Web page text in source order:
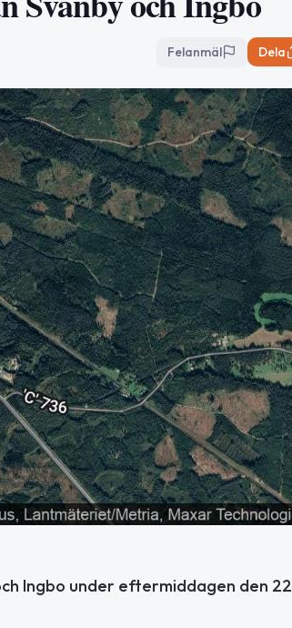
Felanmäl Dela
Ingbo under eftermiddagen den 22